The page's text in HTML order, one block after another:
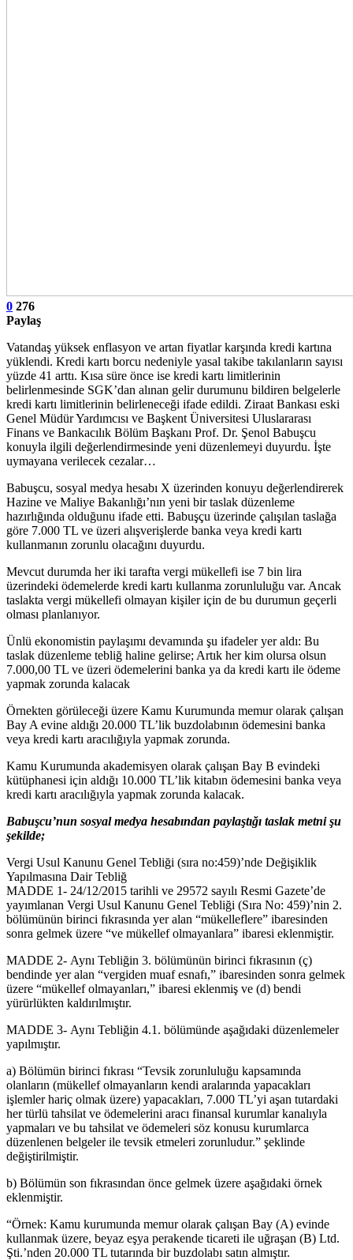
0 276
Paylaş
Vatandaş yüksek enflasyon ve artan fiyatlar karşında kredi kartına
yüklendi. Kredi kartı borcu nedeniyle yasal takibe takılanların sayısı
yüzde 41 arttı. Kısa süre önce ise kredi kartı limitlerinin
belirlenmesinde SGK’dan alınan gelir durumunu bildiren belgelerle
kredi kartı limitlerinin belirleneceği ifade edildi. Ziraat Bankası eski
Genel Müdür Yardımcısı ve Başkent Üniversitesi Uluslararası
Finans ve Bankacılık Bölüm Başkanı Prof. Dr. Şenol Babuşcu
konuyla ilgili değerlendirmesinde yeni düzenlemeyi duyurdu. İşte
uymayana verilecek cezalar…
Babuşcu, sosyal medya hesabı X üzerinden konuyu değerlendirerek
Hazine ve Maliye Bakanlığı’nın yeni bir taslak düzenleme
hazırlığında olduğunu ifade etti. Babuşçu üzerinde çalışılan taslağa
göre 7.000 TL ve üzeri alışverişlerde banka veya kredi kartı
kullanmanın zorunlu olacağını duyurdu.
Mevcut durumda her iki tarafta vergi mükellefi ise 7 bin lira
üzerindeki ödemelerde kredi kartı kullanma zorunluluğu var. Ancak
taslakta vergi mükellefi olmayan kişiler için de bu durumun geçerli
olması planlanıyor.
Ünlü ekonomistin paylaşımı devamında şu ifadeler yer aldı: Bu
taslak düzenleme tebliğ haline gelirse; Artık her kim olursa olsun
7.000,00 TL ve üzeri ödemelerini banka ya da kredi kartı ile ödeme
yapmak zorunda kalacak
Örnekten görüleceği üzere Kamu Kurumunda memur olarak çalışan
Bay A evine aldığı 20.000 TL’lik buzdolabının ödemesini banka
veya kredi kartı aracılığıyla yapmak zorunda.
Kamu Kurumunda akademisyen olarak çalışan Bay B evindeki
kütüphanesi için aldığı 10.000 TL’lik kitabın ödemesini banka veya
kredi kartı aracılığıyla yapmak zorunda kalacak.
Babuşcu’nun sosyal medya hesabından paylaştığı taslak metni şu
şekilde;
Vergi Usul Kanunu Genel Tebliği (sıra no:459)’nde Değişiklik
Yapılmasına Dair Tebliğ
MADDE 1- 24/12/2015 tarihli ve 29572 sayılı Resmi Gazete’de
yayımlanan Vergi Usul Kanunu Genel Tebliği (Sıra No: 459)’nin 2.
bölümünün birinci fıkrasında yer alan “mükelleflere” ibaresinden
sonra gelmek üzere “ve mükellef olmayanlara” ibaresi eklenmiştir.
MADDE 2- Aynı Tebliğin 3. bölümünün birinci fıkrasının (ç)
bendinde yer alan “vergiden muaf esnafı,” ibaresinden sonra gelmek
üzere “mükellef olmayanları,” ibaresi eklenmiş ve (d) bendi
yürürlükten kaldırılmıştır.
MADDE 3- Aynı Tebliğin 4.1. bölümünde aşağıdaki düzenlemeler
yapılmıştır.
a) Bölümün birinci fıkrası “Tevsik zorunluluğu kapsamında
olanların (mükellef olmayanların kendi aralarında yapacakları
işlemler hariç olmak üzere) yapacakları, 7.000 TL’yi aşan tutardaki
her türlü tahsilat ve ödemelerini aracı finansal kurumlar kanalıyla
yapmaları ve bu tahsilat ve ödemeleri söz konusu kurumlarca
düzenlenen belgeler ile tevsik etmeleri zorunludur.” şeklinde
değiştirilmiştir.
b) Bölümün son fıkrasından önce gelmek üzere aşağıdaki örnek
eklenmiştir.
“Örnek: Kamu kurumunda memur olarak çalışan Bay (A) evinde
kullanmak üzere, beyaz eşya perakende ticareti ile uğraşan (B) Ltd.
Şti.’nden 20.000 TL tutarında bir buzdolabı satın almıştır.